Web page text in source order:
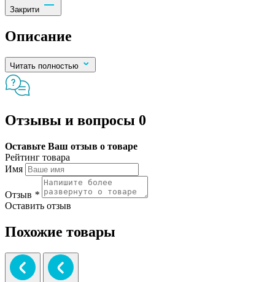
Закрити
Описание
Читать полностью
Отзывы и вопросы 0
Оставьте Ваш отзыв о товаре
Рейтинг товара
Имя
Отзыв *
Оставить отзыв
Похожие товары